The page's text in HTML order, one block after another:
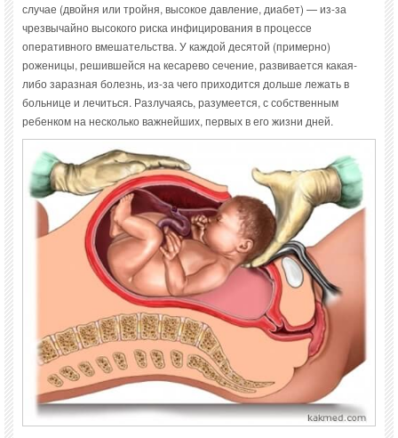
случае (двойня или тройня, высокое давление, диабет) — из-за
чрезвычайно высокого риска инфицирования в процессе
оперативного вмешательства. У каждой десятой (примерно)
роженицы, решившейся на кесарево сечение, развивается какая-
либо заразная болезнь, из-за чего приходится дольше лежать в
больнице и лечиться. Разлучаясь, разумеется, с собственным
ребенком на несколько важнейших, первых в его жизни дней.